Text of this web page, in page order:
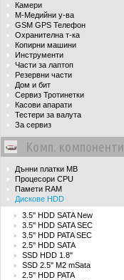
Камери
М-Медийни у-ва
GSM GPS Телефон
Охранителна т-ка
Копирни машини
Инструменти
Части за лаптоп
Резервни части
Дом и бит
Сервиз Тротинетки
Касови апарати
Тестери за валута
За сервиз
Комп. компоненти
Дънни платки MB
Процесори CPU
Памети RAM
Дискове HDD
3.5'' HDD SATA New
3.5'' HDD SATA SEC
3.5'' HDD PATA SEC
2.5'' HDD SATA
SSD HDD 1.8''
SSD 2.5'' M2 mSata
2.5'' HDD PATA